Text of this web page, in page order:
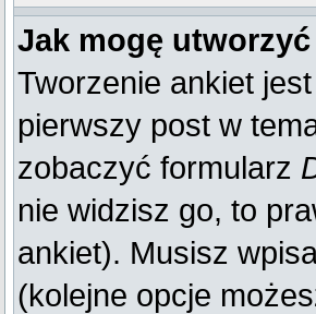
Jak mogę
Tworzenie ankiet
pierwszy post w
zobaczyć formularz
nie widzisz go, to
ankiet). Musisz
(kolejne opcje